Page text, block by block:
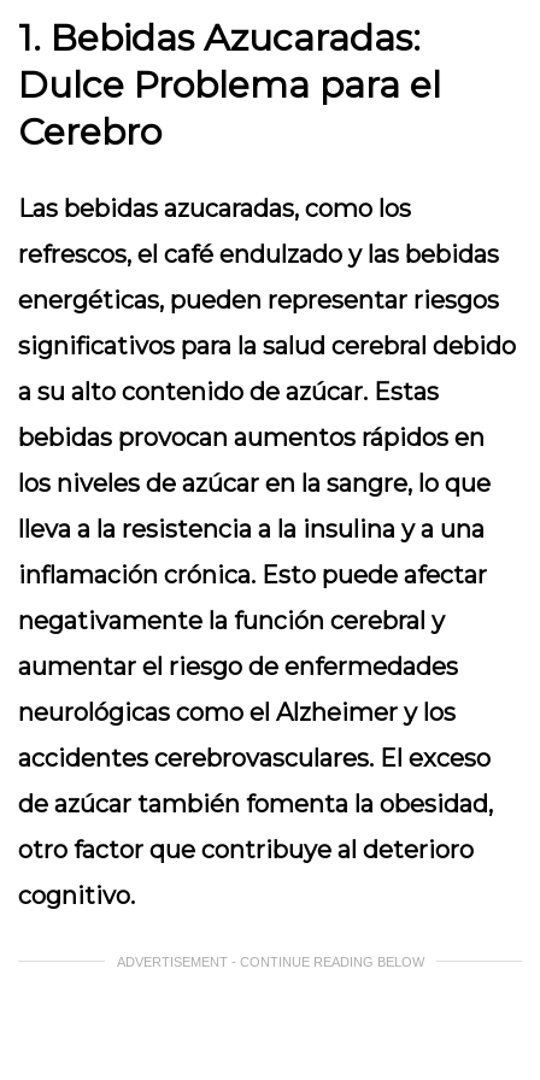
1. Bebidas Azucaradas:
Dulce Problema para el
Cerebro
Las bebidas azucaradas, como los
refrescos, el café endulzado y las bebidas
energéticas, pueden representar riesgos
significativos para la salud cerebral debido
a su alto contenido de azúcar. Estas
bebidas provocan aumentos rápidos en
los niveles de azúcar en la sangre, lo que
lleva a la resistencia a la insulina y a una
inflamación crónica. Esto puede afectar
negativamente la función cerebral y
aumentar el riesgo de enfermedades
neurológicas como el Alzheimer y los
accidentes cerebrovasculares. El exceso
de azúcar también fomenta la obesidad,
otro factor que contribuye al deterioro
cognitivo.
ADVERTISEMENT - CONTINUE READING BELOW